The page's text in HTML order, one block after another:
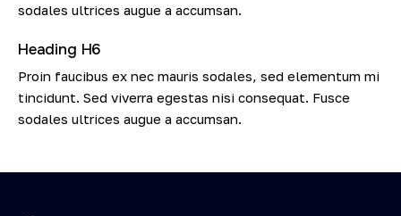
sodales ultrices augue a accumsan.
Heading H6
Proin faucibus ex nec mauris sodales, sed elementum mi
tincidunt. Sed viverra egestas nisi consequat. Fusce
sodales ultrices augue a accumsan.